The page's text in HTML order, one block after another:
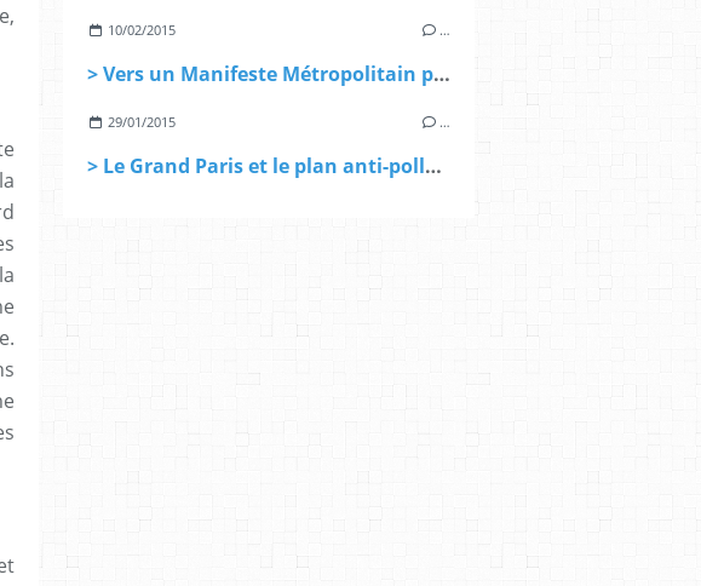
10/02/2015 …
> Vers un Manifeste Métropolitain pour le Grand Paris
29/01/2015 …
> Le Grand Paris et le plan anti-pollution d'Anne Hidalgo